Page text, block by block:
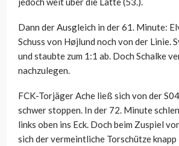
Dann der Ausgleich in der 61. Minute:
Schuss von Højlund noch von der Linie.
und staubte zum 1:1 ab. Doch Schalke
nachzulegen.
FCK-Torjäger Ache ließ sich von der
schwer stoppen. In der 72. Minute
links oben ins Eck. Doch beim Zuspiel
sich der vermeintliche Torschütze knapp